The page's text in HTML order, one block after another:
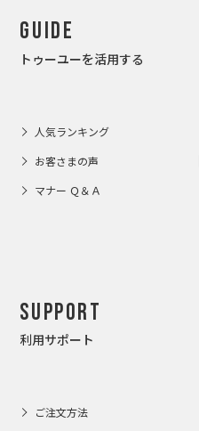
Guide
トゥーユーを活用する
人気ランキング
お客さまの声
マナー Ｑ＆Ａ
Support
利用サポート
ご注文方法